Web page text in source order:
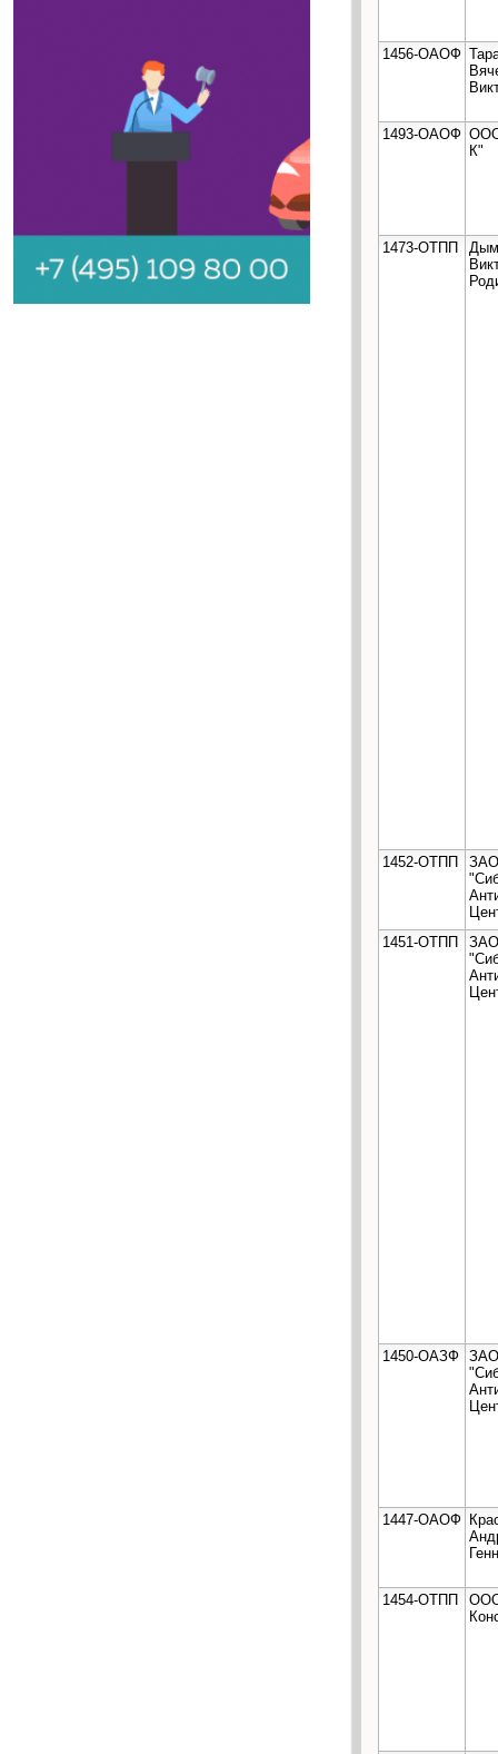
1456-ОАОФ
1493-ОАОФ
К"
1473-ОТПП
1452-ОТПП
ЗАО
1451-ОТПП
ЗАО
1450-ОАЗФ ЗАО
1447-ОАОФ
1454-ОТПП